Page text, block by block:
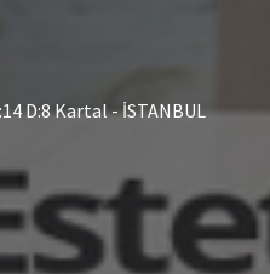
D:8 Kartal - İSTANBUL